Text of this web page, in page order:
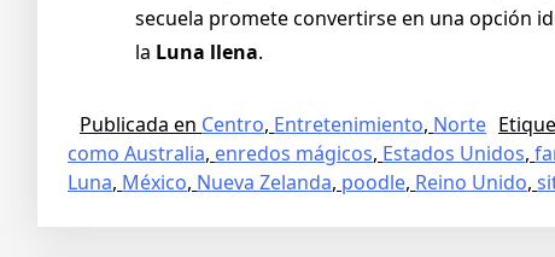
secuela promete convertirse en una opción
la Luna llena.
Publicada en Centro, Entretenimiento, Norte
como Australia, enredos mágicos, Estados Unidos,
Luna, México, Nueva Zelanda, poodle, Reino Unido,